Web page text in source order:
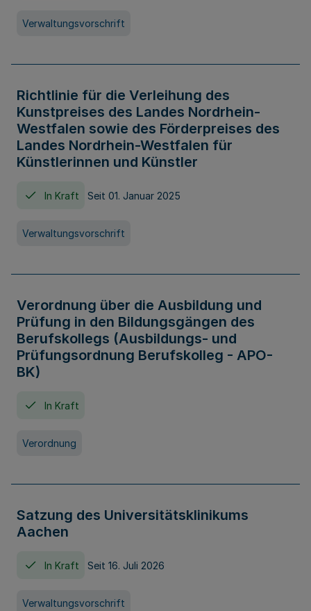
Verwaltungsvorschrift
Richtlinie für die Verleihung des
Kunstpreises des Landes Nordrhein-
Westfalen sowie des Förderpreises des
Landes Nordrhein-Westfalen für
Künstlerinnen und Künstler
In Kraft Seit 01. Januar 2025
Verwaltungsvorschrift
Verordnung über die Ausbildung und
Prüfung in den Bildungsgängen des
Berufskollegs (Ausbildungs- und
Prüfungsordnung Berufskolleg - APO-
BK)
In Kraft
Verordnung
Satzung des Universitätsklinikums
Aachen
In Kraft Seit 16. Juli 2026
Verwaltungsvorschrift